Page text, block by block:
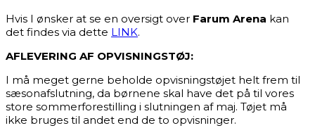
Hvis I ønsker at se en oversigt over Farum Arena kan
det findes via dette LINK.
AFLEVERING AF OPVISNINGSTØJ:
I må meget gerne beholde opvisningstøjet helt frem til
sæsonafslutning, da børnene skal have det på til vores
store sommerforestilling i slutningen af maj. Tøjet må
ikke bruges til andet end de to opvisninger.